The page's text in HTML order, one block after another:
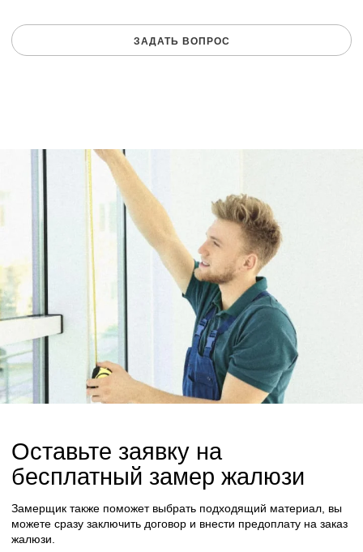
ЗАДАТЬ ВОПРОС
Оставьте заявку на
бесплатный замер жалюзи
Замерщик также поможет выбрать подходящий материал, вы
можете сразу заключить договор и внести предоплату на заказ
жалюзи.